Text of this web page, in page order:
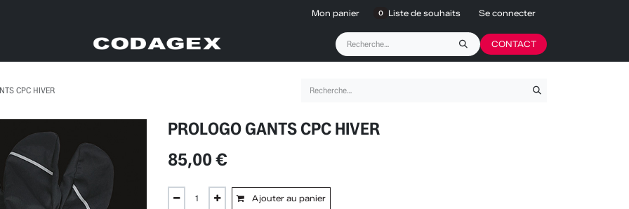
Mon panier 0 Liste de souhaits Se connecter
CONTACT
CPC HIVER
PROLOGO GANTS CPC HIVER
85,00€
Ajouter au panier